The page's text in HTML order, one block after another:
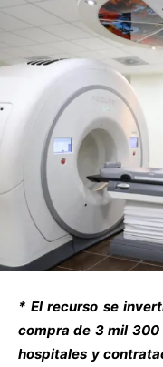
* El recurso se
compra de 3 mil 300
hospitales y